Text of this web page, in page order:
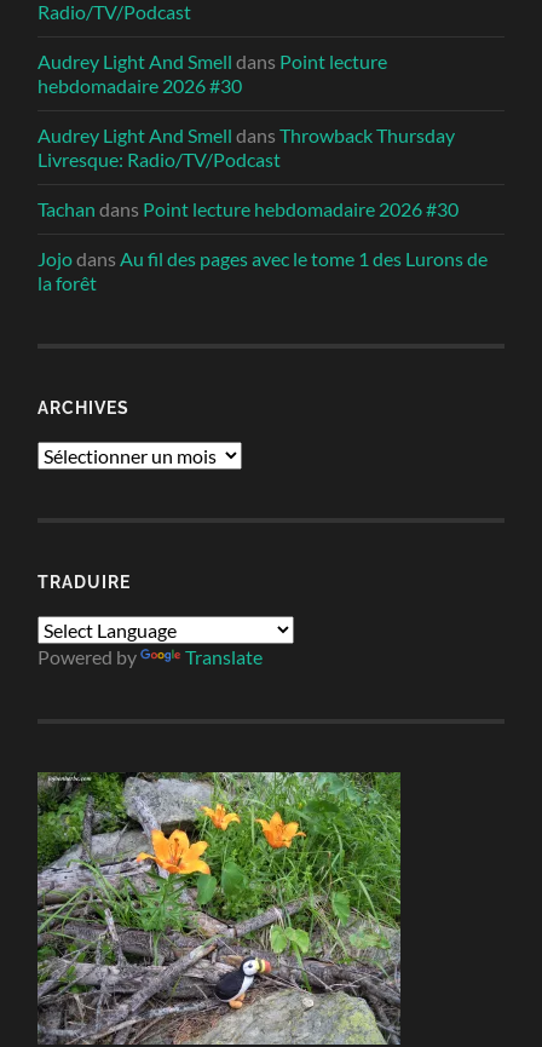
Radio/TV/Podcast
Audrey Light And Smell dans Point lecture
hebdomadaire 2026 #30
Audrey Light And Smell dansThrowback Thursday
Livresque: Radio/TV/Podcast
Tachan dans Point lecture hebdomadaire 2026 #30
Jojodans Au fil des pages avec le tome 1 des Lurons de
la forêt
ARCHIVES
Archives
TRADUIRE
Powered by Translate